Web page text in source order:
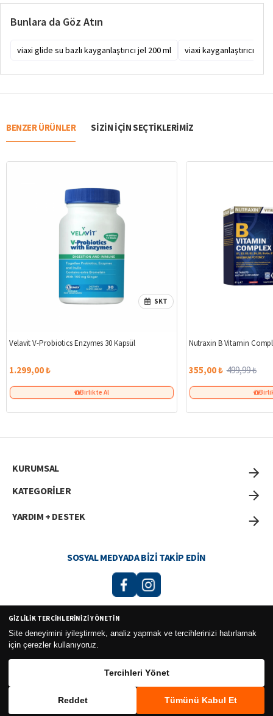
WhatsApp Sepete Ekle
Bunlara da Göz Atın
viaxi glide su bazlı kayganlaştırıcı jel 200 ml viaxi kayganlaştırıcı jel
BENZER ÜRÜNLER SIZIN IÇIN SEÇTIKLERIMIZ
SKT
Velavit V-Probiotics Enzymes 30 Kapsül
1.299,00 ₺
Birlikte Al
Nutraxin B Vitamin
355,00 ₺ 499,99 ₺
KURUMSAL
KATEGORİLER
YARDIM + DESTEK
SOSYAL MEDYADA BIZI TAKIP EDIN
Curesel Turizm Ticaret Limited Şirketi 2026 ©
GIZLILIK TERCIHLERINIZI YÖNETIN
Site deneyimini iyileştirmek, analiz yapmak ve tercihlerinizi hatırlamak
için çerezler kullanıyoruz.
Tercihleri Yönet
Reddet Tümünü Kabul Et